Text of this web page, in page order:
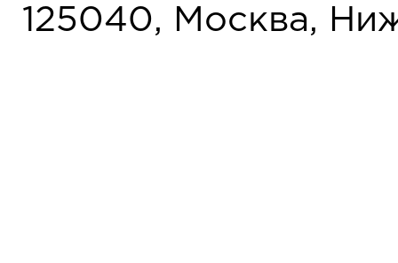
125040, Москва,